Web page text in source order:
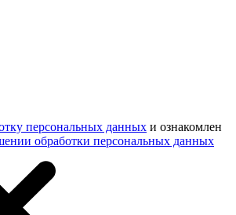
персональных данных и ознакомлен
обработки персональных данных